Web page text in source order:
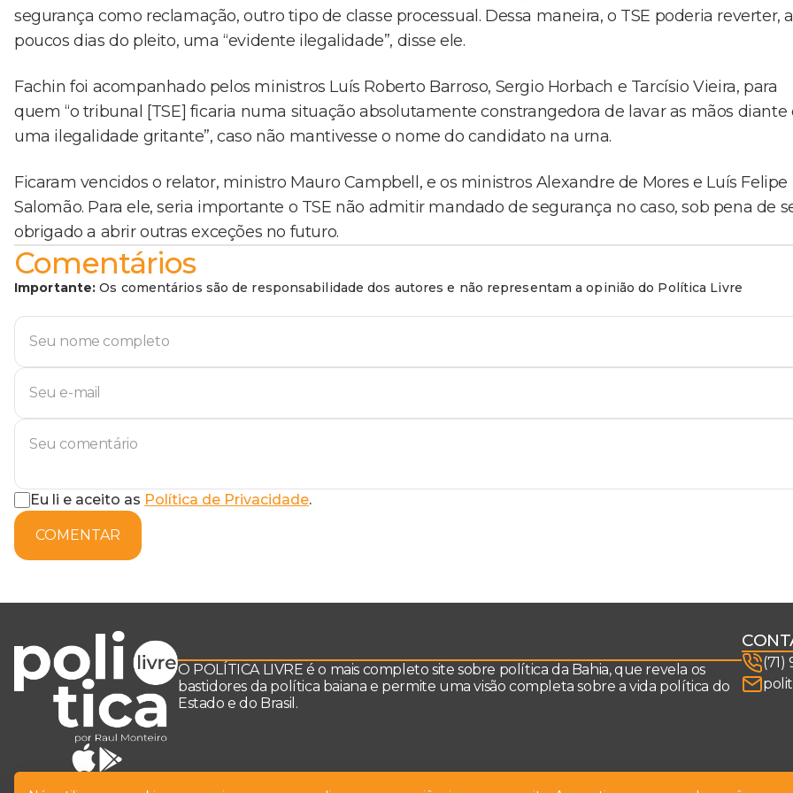
segurança como reclamação, outro tipo de classe processual. Dessa maneira, o TSE poderia reverter, a
poucos dias do pleito, uma “evidente ilegalidade”, disse ele.
Fachin foi acompanhado pelos ministros Luís Roberto Barroso, Sergio Horbach e Tarcísio Vieira, para
quem “o tribunal [TSE] ficaria numa situação absolutamente constrangedora de lavar as mãos diante
uma ilegalidade gritante”, caso não mantivesse o nome do candidato na urna.
Ficaram vencidos o relator, ministro Mauro Campbell, e os ministros Alexandre de Mores e Luís Felipe
Salomão. Para ele, seria importante o TSE não admitir mandado de segurança no caso, sob pena de
obrigado a abrir outras exceções no futuro.
Comentários
Importante: Os comentários são de responsabilidade dos autores e não representam a opinião do Política Livre
Eu li e aceito as Política de Privacidade.
COMENTAR
O POLÍTICA LIVRE é o mais completo site sobre política da Bahia, que revela os
bastidores da política baiana e permite uma visão completa sobre a vida política do
Estado e do Brasil.
(71)